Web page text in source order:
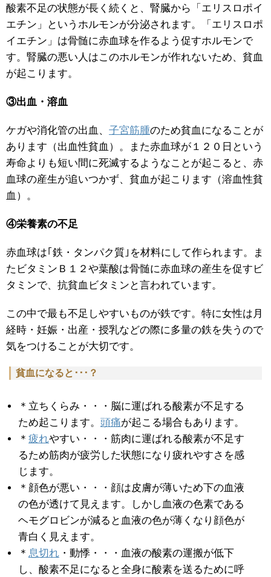
酸素不足の状態が長く続くと、腎臓から「エリスロポイ
エチン」というホルモンが分泌されます。「エリスロポ
イエチン」は骨髄に赤血球を作るよう促すホルモンで
す。腎臓の悪い人はこのホルモンが作れないため、貧血
が起こります。
③出血・溶血
ケガや消化管の出血、 子宮筋腫のため貧血になることが
あります（出血性貧血）。また赤血球が１２０日という
寿命よりも短い間に死滅するようなことが起こると、赤
血球の産生が追いつかず、貧血が起こります（溶血性貧
血）。
④栄養素の不足
赤血球は｢鉄・タンパク質｣を材料にして作られます。ま
たビタミンＢ１２や葉酸は骨髄に赤血球の産生を促すビ
タミンで、抗貧血ビタミンと言われています。
この中で最も不足しやすいものが鉄です。特に女性は月
経時・妊娠・出産・授乳などの際に多量の鉄を失うので
気をつけることが大切です。
貧血になると･･･？
＊立ちくらみ・・・脳に運ばれる酸素が不足する
ため起こります。 頭痛が起こる場合もあります。
＊ 疲れやすい・・・筋肉に運ばれる酸素が不足す
るため筋肉が疲労した状態になり疲れやすさを感
じます。
＊顔色が悪い・・・顔は皮膚が薄いため下の血液
の色が透けて見えます。しかし血液の色素である
ヘモグロビンが減ると血液の色が薄くなり顔色が
青白く見えます。
＊ 息切れ ・動悸・・・血液の酸素の運搬が低下
し、酸素不足になると全身に酸素を送るために呼